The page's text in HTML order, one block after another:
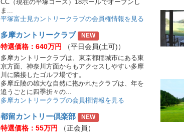
CC（現在の平塚コース）18ホールでオープンし
ま...
平塚富士見カントリークラブの会員権情報を見る
多摩カントリークラブ NEW
特選価格：640万円 （平日会員(土可)）
多摩カントリークラブは、東京都稲城市にある東
京方面、神奈川方面からもアクセスしやすい多摩
川に隣接したゴルフ場です。
多摩丘陵の雄大な自然に抱かれたクラブは、年を
追うごとに四季折々の...
多摩カントリークラブの会員権情報を見る
都留カントリー倶楽部 NEW
特選価格：55万円 （正会員）